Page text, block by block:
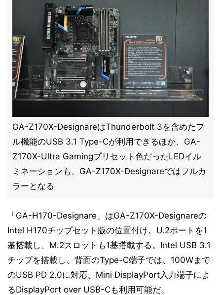
GA-Z170X-DesignareはThunderbolt 3を含めたフ
ル機能のUSB 3.1 Type-Cが利用できるほか、GA-
Z170X-Ultra Gamingプリセット色だったLEDイル
ミネーションも、GA-Z170X-Designareではフルカ
ラーとなる
「GA-H170-Designare」はGA-Z170X-Designareの
Intel H170チップセット版の位置付け。U.2ポートを1
基搭載し、M.2スロットも1基搭載する。Intel USB 3.1
チップを搭載し、背面のType-C端子では、100Wまで
のUSB PD 2.0に対応、Mini DisplayPort入力端子によ
るDisplayPort over USB-Cも利用可能だ。